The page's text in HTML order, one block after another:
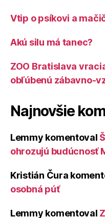
Vtip o psíkovi a
Akú silu má tanec?
ZOO Bratislava
obľúbenú zábavno-
Najnovšie
Lemmy komentoval
ohrozujú budúcnosť
Kristián Čura
osobná púť
Lemmy komentoval